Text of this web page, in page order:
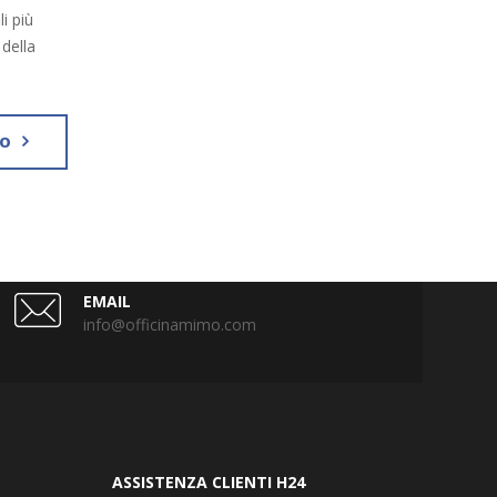
più
EMAIL
info@officinamimo.com
ASSISTENZA CLIENTI H24